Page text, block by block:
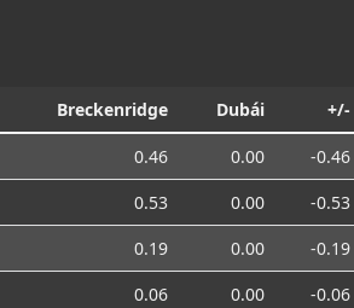
Breckenridge Dubái +/-
0.46 0.00
-0.46
0.53 0.00
-0.53
0.19 0.00
-0.19
0.06 0.00
-0.06